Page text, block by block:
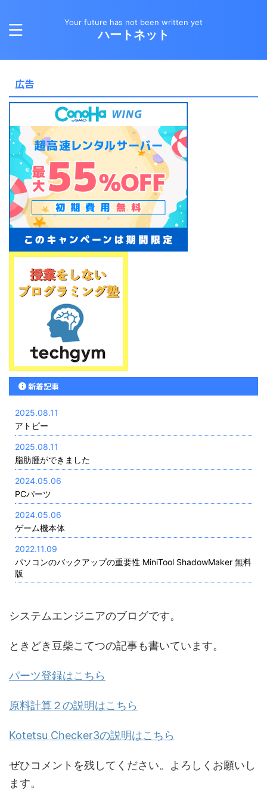
Your future has not been written yet
ハートネット
広告
新着記事
2025.08.11
アトピー
2025.08.11
脂肪腫ができました
2024.05.06
PCパーツ
2024.05.06
ゲーム機本体
2022.11.09
パソコンのバックアップの重要性 MiniTool ShadowMaker 無料
版
システムエンジニアのブログです。
ときどき豆柴こてつの記事も書いています。
パーツ登録はこちら
原料計算２の説明はこちら
Kotetsu Checker3の説明はこちら
ぜひコメントを残してください。よろしくお願いし
ます。